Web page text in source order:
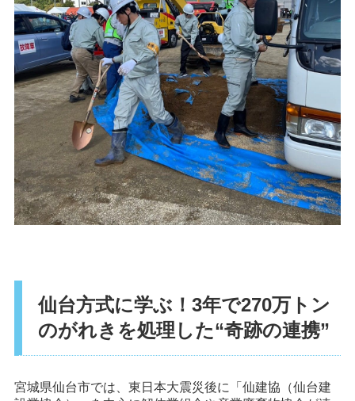
仙台方式に学ぶ！3年で270万トン
のがれきを処理した“奇跡の連携”
宮城県仙台市では、東日本大震災後に「仙建協（仙台建